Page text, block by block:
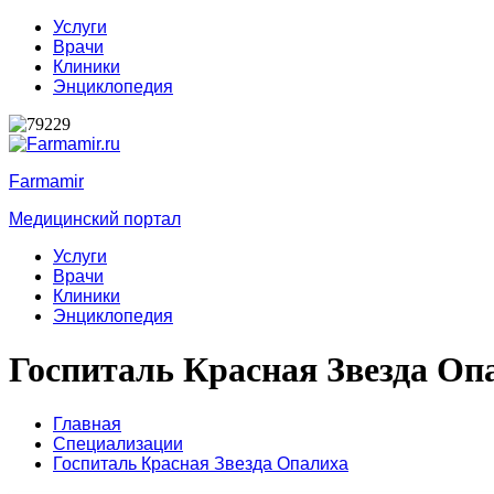
Услуги
Врачи
Клиники
Энциклопедия
Farmamir
Медицинский портал
Услуги
Врачи
Клиники
Энциклопедия
Госпиталь Красная Звезда
Главная
Специализации
Госпиталь Красная Звезда Опалиха